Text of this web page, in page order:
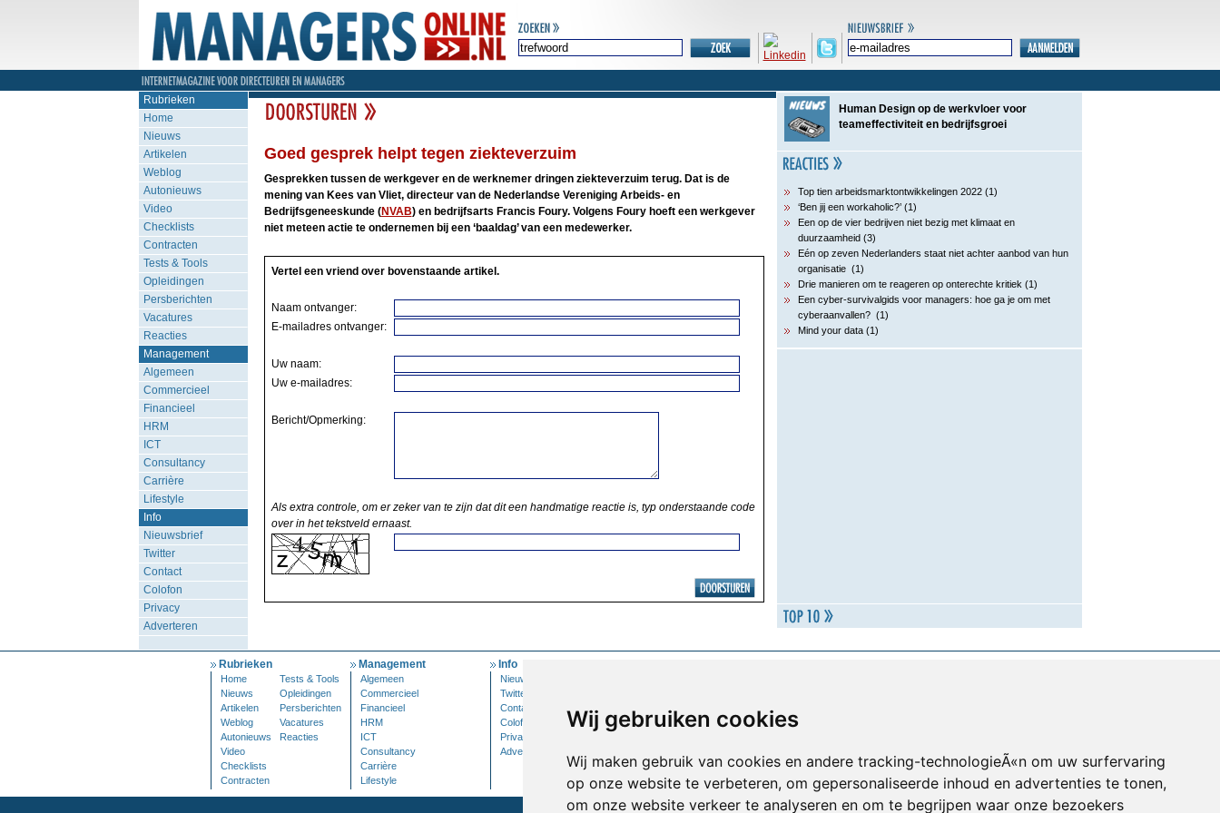
Wij gebruiken cookies
Wij maken gebruik van cookies en andere tracking-technologieÃ«n om uw surfervaring
op onze website te verbeteren, om gepersonaliseerde inhoud en advertenties te tonen,
om onze website verkeer te analyseren en om te begrijpen waar onze bezoekers
Rubrieken
Home
Nieuws
Artikelen
Weblog
Autonieuws
Video
Checklists
Contracten
Tests & Tools
Opleidingen
Persberichten
Vacatures
Reacties
Management
Algemeen
Commercieel
Financieel
HRM
ICT
Consultancy
Carrière
Lifestyle
Info
Nieuwsbrief
Twitter
Contact
Colofon
Privacy
Adverteren
Goed gesprek helpt tegen ziekteverzuim
Gesprekken tussen de werkgever en de werknemer dringen ziekteverzuim terug. Dat is de
mening van Kees van Vliet, directeur van de Nederlandse Vereniging Arbeids- en
Bedrijfsgeneeskunde (NVAB) en bedrijfsarts Francis Foury. Volgens Foury hoeft een werkgever
niet meteen actie te ondernemen bij een ‘baaldag’ van een medewerker.
Vertel een vriend over bovenstaande artikel.
Naam ontvanger:
E-mailadres ontvanger:
Uw naam:
Uw e-mailadres:
Bericht/Opmerking:
Als extra controle, om er zeker van te zijn dat dit een handmatige reactie is, typ onderstaande code
over in het tekstveld ernaast.
Human Design op de werkvloer voor
teameffectiviteit en bedrijfsgroei
Top tien arbeidsmarktontwikkelingen 2022 (1)
‘Ben jij een workaholic?’ (1)
Een op de vier bedrijven niet bezig met klimaat en
duurzaamheid (3)
Eén op zeven Nederlanders staat niet achter aanbod van hun
organisatie (1)
Drie manieren om te reageren op onterechte kritiek (1)
Een cyber-survivalgids voor managers: hoe ga je om met
cyberaanvallen? (1)
Mind your data (1)
Rubrieken
Home
Tests & Tools
Nieuws
Opleidingen
Artikelen
Persberichten
Weblog
Vacatures
Autonieuws
Reacties
Video
Checklists
Contracten
Management
Algemeen
Commercieel
Financieel
HRM
ICT
Consultancy
Carrière
Lifestyle
Info
Nieuwsbrief
Twitter
Contact
Colofon
Privacy
Adverteren